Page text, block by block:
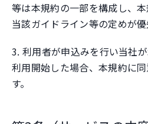
等は本規約の一部を構成し、
当該ガイドライン等の定めが優
3. 利用者が申込みを行い当社
利用開始した場合、本規約に
す。